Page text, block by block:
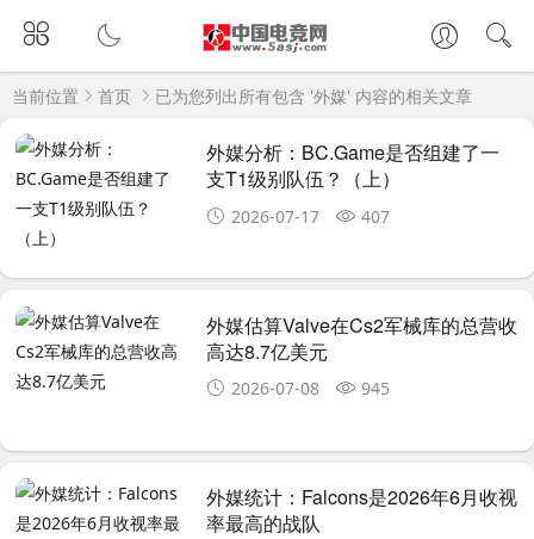
当前位置 首页 已为您列出所有包含 '外媒' 内容的相关文章
外媒分析：BC.Game是否组建了一
支T1级别队伍？（上）
2026-07-17 407
外媒估算Valve在Cs2军械库的总营收
高达8.7亿美元
2026-07-08 945
外媒统计：Falcons是2026年6月收视
率最高的战队